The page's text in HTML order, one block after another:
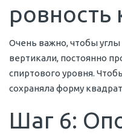
ровность
Очень важно, чтобы
вертикали, постоянно
спиртового уровня.
сохраняла форму
Шаг 6: